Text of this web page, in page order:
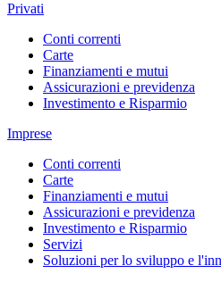
Privati
Conti correnti
Carte
Finanziamenti e mutui
Assicurazioni e previdenza
Investimento e Risparmio
Imprese
Conti correnti
Carte
Finanziamenti e mutui
Assicurazioni e previdenza
Investimento e Risparmio
Servizi
Soluzioni per lo sviluppo e